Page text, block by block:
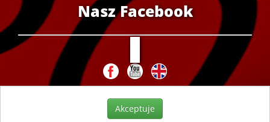
Nasz Facebook
Akceptuje